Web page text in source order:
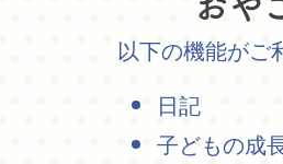
以下の機能がご
日記
子どもの成